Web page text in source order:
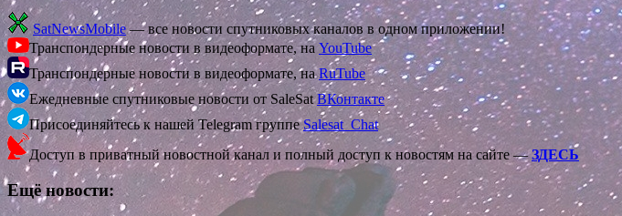
SatNewsMobile— все новости спутниковых каналов в одном приложении!
Транспондерные новости в видеоформате, на YouTube
Транспондерные новости в видеоформате, наRuTube
Ежедневные спутниковые новости от SaleSatВКонтакте
Присоединяйтесь к нашей Telegram группеSalesat_Chat
Доступ в приватный новостной канал и полный доступ к новостям на сайте —ЗДЕСЬ
Ещё новости: